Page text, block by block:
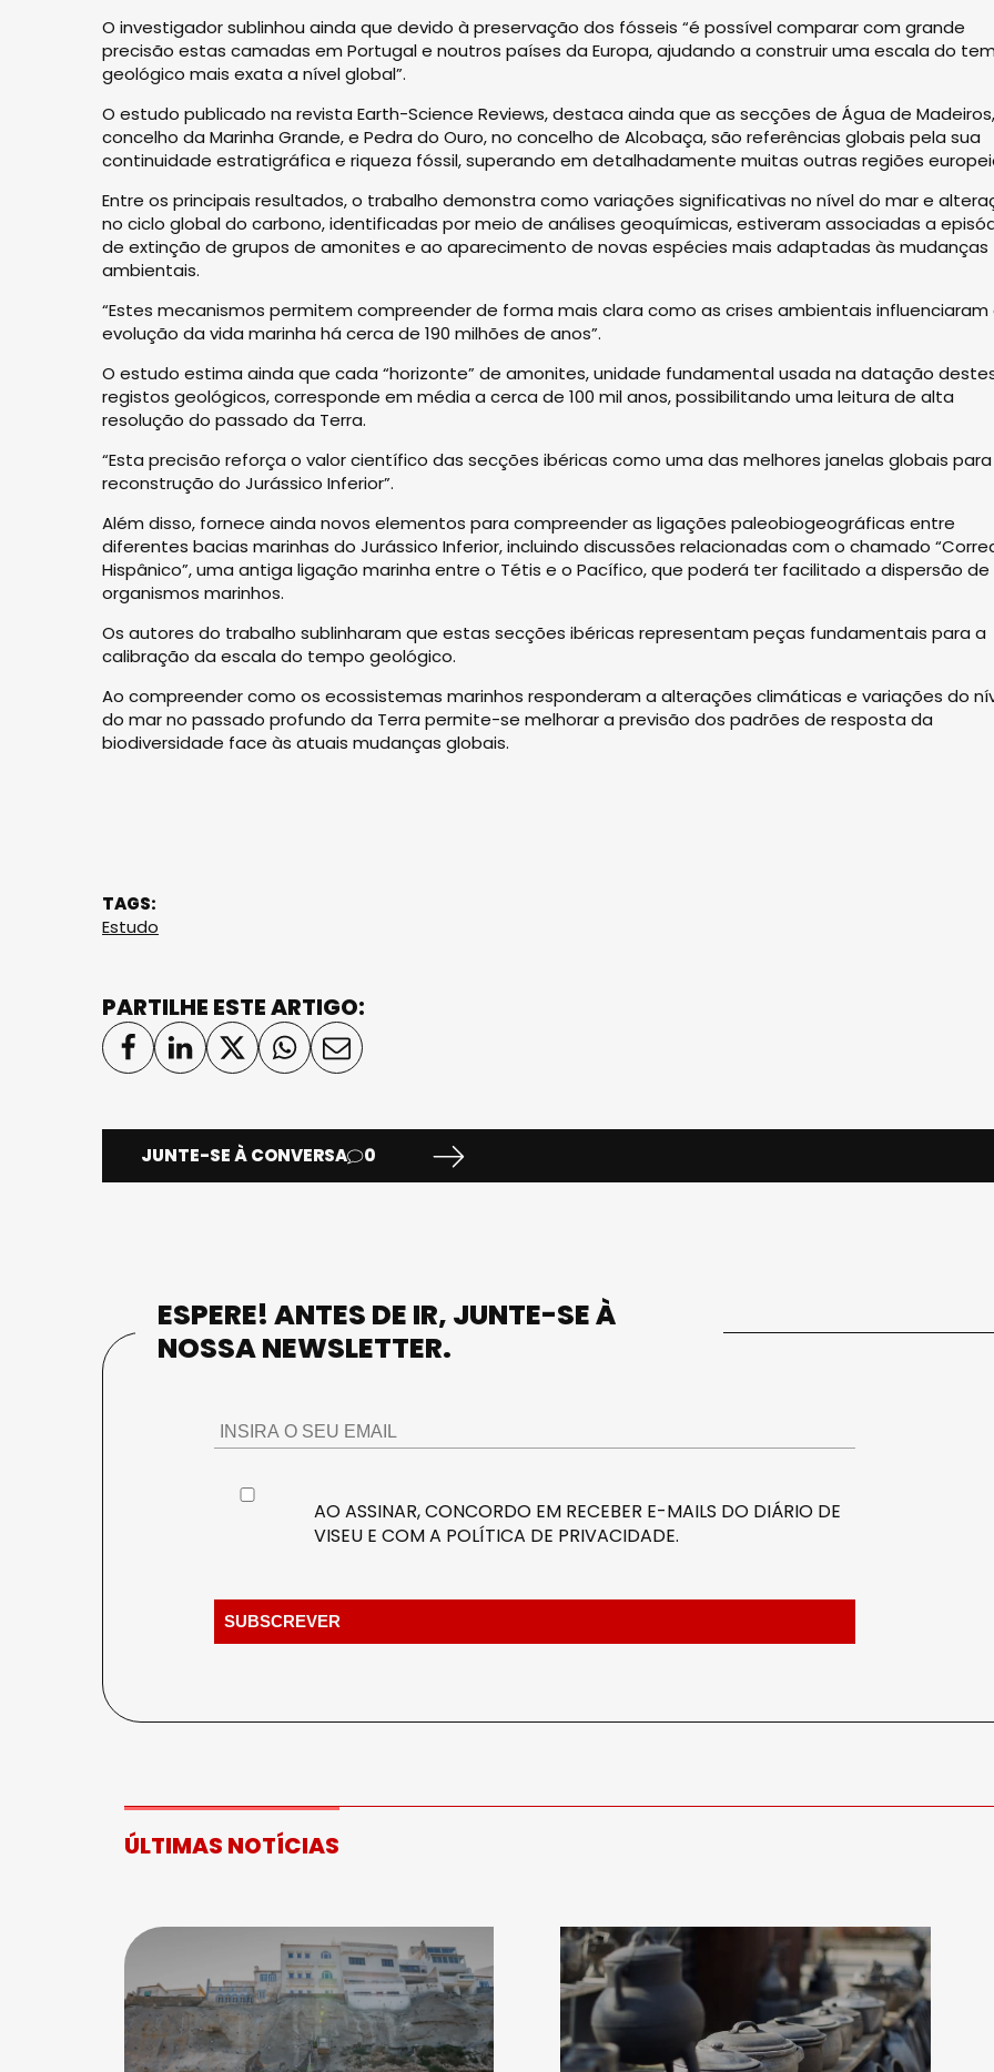
O investigador sublinhou ainda que devido à preservação dos fósseis “é possível comparar com grande
precisão estas camadas em Portugal e noutros países da Europa, ajudando a construir uma escala do
geológico mais exata a nível global”.
O estudo publicado na revista Earth-Science Reviews, destaca ainda que as secções de Água de
concelho da Marinha Grande, e Pedra do Ouro, no concelho de Alcobaça, são referências globais pela sua
continuidade estratigráfica e riqueza fóssil, superando em detalhadamente muitas outras regiões
Entre os principais resultados, o trabalho demonstra como variações significativas no nível do mar e
no ciclo global do carbono, identificadas por meio de análises geoquímicas, estiveram associadas a
de extinção de grupos de amonites e ao aparecimento de novas espécies mais adaptadas às mudanças
ambientais.
“Estes mecanismos permitem compreender de forma mais clara como as crises ambientais influenciaram
evolução da vida marinha há cerca de 190 milhões de anos”.
O estudo estima ainda que cada “horizonte” de amonites, unidade fundamental usada na datação
registos geológicos, corresponde em média a cerca de 100 mil anos, possibilitando uma leitura de alta
resolução do passado da Terra.
“Esta precisão reforça o valor científico das secções ibéricas como uma das melhores janelas globais
reconstrução do Jurássico Inferior”.
Além disso, fornece ainda novos elementos para compreender as ligações paleobiogeográficas entre
diferentes bacias marinhas do Jurássico Inferior, incluindo discussões relacionadas com o chamado
Hispânico”, uma antiga ligação marinha entre o Tétis e o Pacífico, que poderá ter facilitado a dispersão de
organismos marinhos.
Os autores do trabalho sublinharam que estas secções ibéricas representam peças fundamentais para a
calibração da escala do tempo geológico.
Ao compreender como os ecossistemas marinhos responderam a alterações climáticas e variações do
do mar no passado profundo da Terra permite-se melhorar a previsão dos padrões de resposta da
biodiversidade face às atuais mudanças globais.
TAGS:
Estudo
PARTILHE ESTE ARTIGO:
JUNTE-SE À CONVERSA 0
ESPERE! ANTES DE IR, JUNTE-SE À
NOSSA NEWSLETTER.
AO ASSINAR, CONCORDO EM RECEBER E-MAILS DO DIÁRIO DE
VISEU E COM A POLÍTICA DE PRIVACIDADE.
ÚLTIMAS NOTÍCIAS